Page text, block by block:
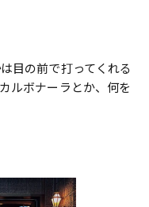
目の前で打ってくれる
ルボナーラとか、何を